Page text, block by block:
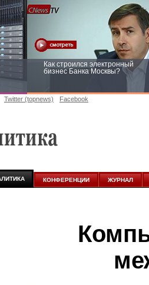
Как строился электронный
бизнес Банка Москвы?
Twitter (topnews) Facebook
КОНФЕРЕНЦИИ ЖУРНАЛ